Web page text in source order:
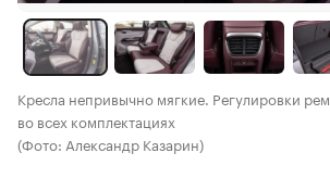
Кресла непривычно мягкие. Регулировки
во всех комплектациях
(Фото: Александр Казарин)